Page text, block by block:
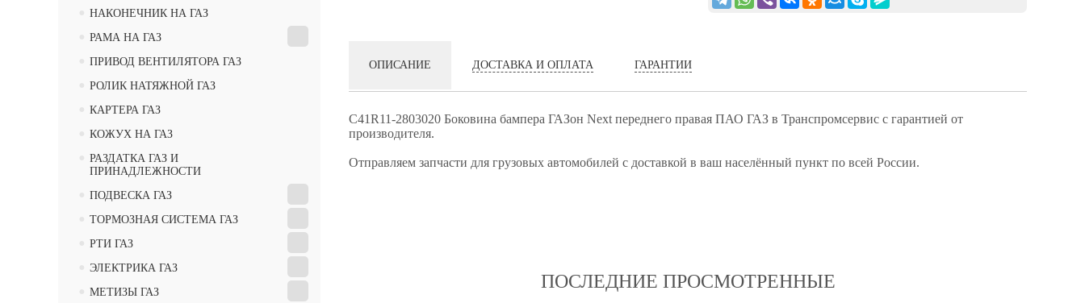
НАКОНЕЧНИК НА ГАЗ
РАМА НА ГАЗ
ПРИВОД ВЕНТИЛЯТОРА ГАЗ
РОЛИК НАТЯЖНОЙ ГАЗ
КАРТЕРА ГАЗ
КОЖУХ НА ГАЗ
РАЗДАТКА ГАЗ И
ПРИНАДЛЕЖНОСТИ
ПОДВЕСКА ГАЗ
ТОРМОЗНАЯ СИСТЕМА ГАЗ
РТИ ГАЗ
ЭЛЕКТРИКА ГАЗ
МЕТИЗЫ ГАЗ
ОПИСАНИЕ ДОСТАВКА И ОПЛАТА ГАРАНТИИ
С41R11-2803020 Боковина бампера ГАЗон Next переднего правая ПАО ГАЗ в Транспромсервис с гарантией от
производителя.
Отправляем запчасти для грузовых автомобилей с доставкой в ваш населённый пункт по всей России.
ПОСЛЕДНИЕ ПРОСМОТРЕННЫЕ